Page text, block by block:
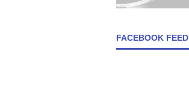
FACEBOOK FEED